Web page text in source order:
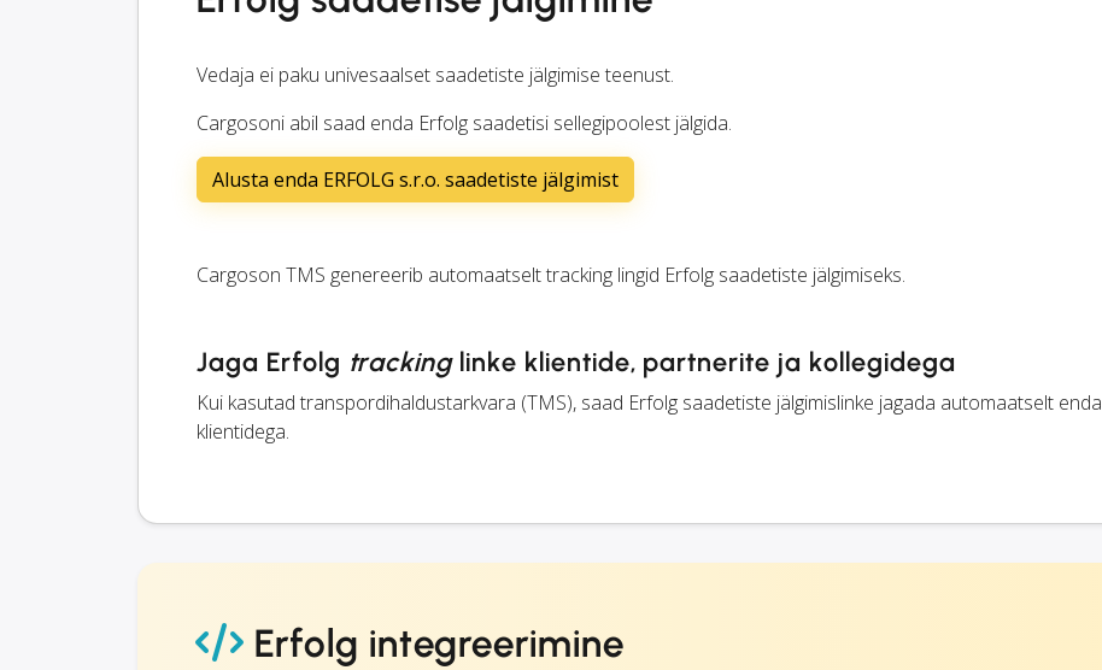
Vedaja ei paku univesaalset saadetiste jälgimise teenust.
Cargosoni abil saad enda Erfolg saadetisi sellegipoolest jälgida.
Alusta enda ERFOLG s.r.o. saadetiste jälgimist
Cargoson TMS genereerib automaatselttracking lingid Erfolg saadetiste jälgimiseks.
Jaga Erfolg trackinglinke klientide, partnerite ja kollegidega
Kui kasutad transpordihaldustarkvara (TMS), saad Erfolg saadetiste jälgimislinke jagada automaatselt enda
klientidega.
Erfolg integreerimine